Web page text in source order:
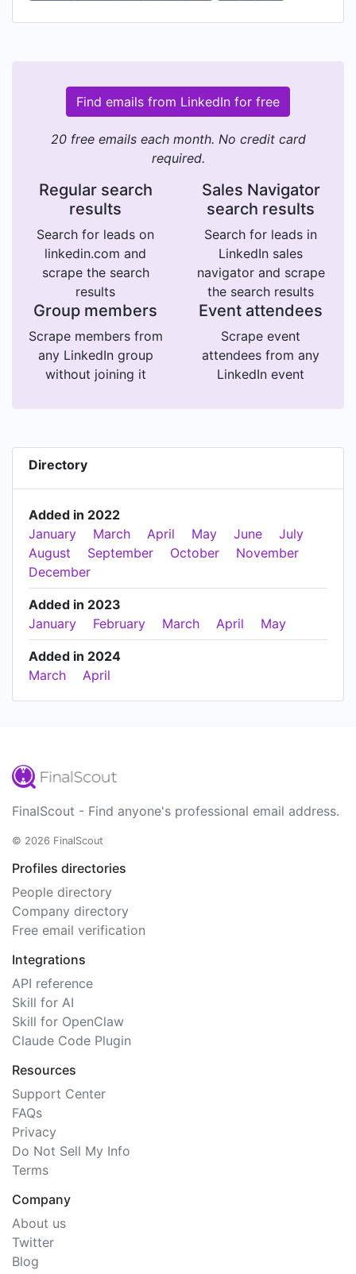
Find emails from LinkedIn for free
20 free emails each month. No credit card
required.
Regular search
results
Search for leads on
linkedin.com and
scrape the search
results
Sales Navigator
search results
Search for leads in
LinkedIn sales
navigator and scrape
the search results
Group members
Scrape members from
any LinkedIn group
without joining it
Event attendees
Scrape event
attendees from any
LinkedIn event
Directory
Added in 2022
January
March April May June
July
August
September October
November
December
Added in 2023
January
February March April May
Added in 2024
March
April
FinalScout - Find anyone's professional email address.
© 2026 FinalScout
Profiles directories
People directory
Company directory
Free email verification
Integrations
API reference
Skill for AI
Skill for OpenClaw
Claude Code Plugin
Resources
Support Center
FAQs
Privacy
Do Not Sell My Info
Terms
Company
About us
Twitter
Blog